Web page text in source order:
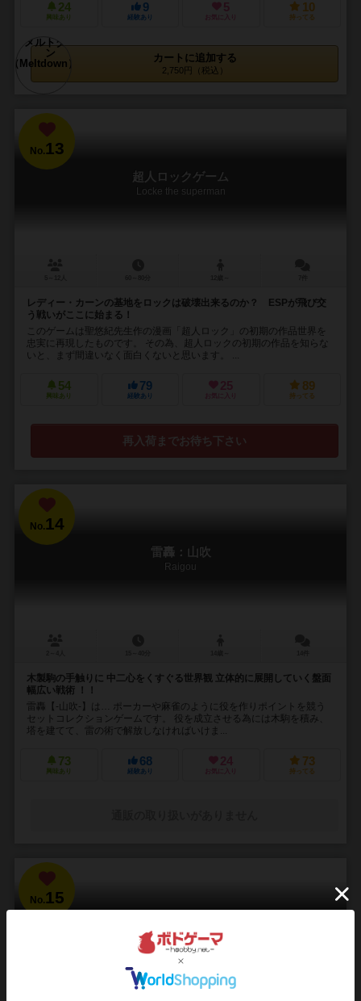
24
興味あり
9
経験あり
5
お気に入り
10
持ってる
カートに追加する
2,750円（税込）
No.13
超人ロックゲーム
Locke the superman
レディー・カーンの基地をロックは破壊出来るのか？ ESPが飛び交
う戦いがここに始まる！
このゲームは聖悠紀先生作の漫画「超人ロック」の初期の作品世界を
忠実に再現したものです。 その為、超人ロックの初期の作品を知らな
いと、まず間違いなく面白くないと思います。 ...
54
興味あり
79
経験あり
25
お気に入り
89
持ってる
再入荷までお待ち下さい
No.14
雷轟：山吹
Raigou
木製駒の手触りに 中二心をくすぐる世界観 立体的に展開していく盤面
幅広い戦術 ！！
雷轟【-山吹-】は… ポーカーや麻雀のように役を作りポイントを競う
セットコレクションゲームです。 役を成立させる為には木駒を積み、
塔を建てて、雷の術で解放しなければいけま...
73
興味あり
68
経験あり
24
お気に入り
73
持ってる
No.15
Bloodborne: The Card Game